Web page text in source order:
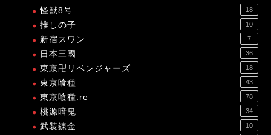
怪獣8号 18
推しの子 10
新宿スワン 7
日本三國 36
東京卍リベンジャーズ 18
東京喰種 43
東京喰種:re 78
桃源暗鬼 34
武装錬金 10